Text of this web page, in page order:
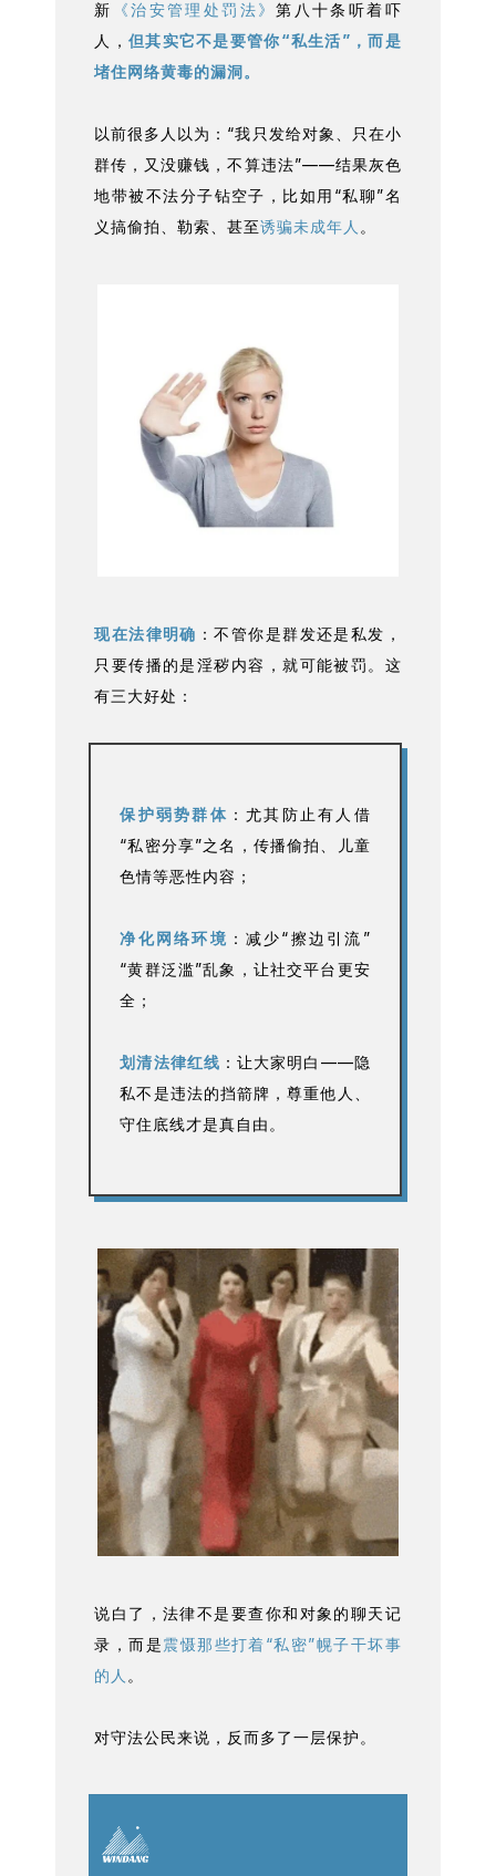
新 《治安管理处罚法》第八十条听着吓
人， 但其实它不是要管你“私生活”，而是
堵住网络黄毒的漏洞。
以前很多人以为：“我只发给对象、只在小
群传，又没赚钱，不算违法”——结果灰色
地带被不法分子钻空子，比如用“私聊”名
义搞偷拍、勒索、甚至诱骗未成年人 。
现在法律明确 ：不管你是群发还是私发，
只要传播的是淫秽内容，就可能被罚。这
有三大好处：
保护弱势群体 ：尤其防止有人借
“私密分享”之名，传播偷拍、儿童
色情等恶性内容；
净化网络环境 ：减少“擦边引流”
“黄群泛滥”乱象，让社交平台更安
全；
划清法律红线 ：让大家明白——隐
私不是违法的挡箭牌，尊重他人、
守住底线才是真自由。
说白了，法律不是要查你和对象的聊天记
录，而是震慑那些打着“私密”幌子干坏事
的人 。
对守法公民来说，反而多了一层保护。